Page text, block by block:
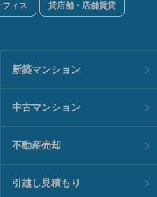
ィス 貸店舗・店舗賃貸
新築マンション
中古マンション
不動産売却
引越し見積もり